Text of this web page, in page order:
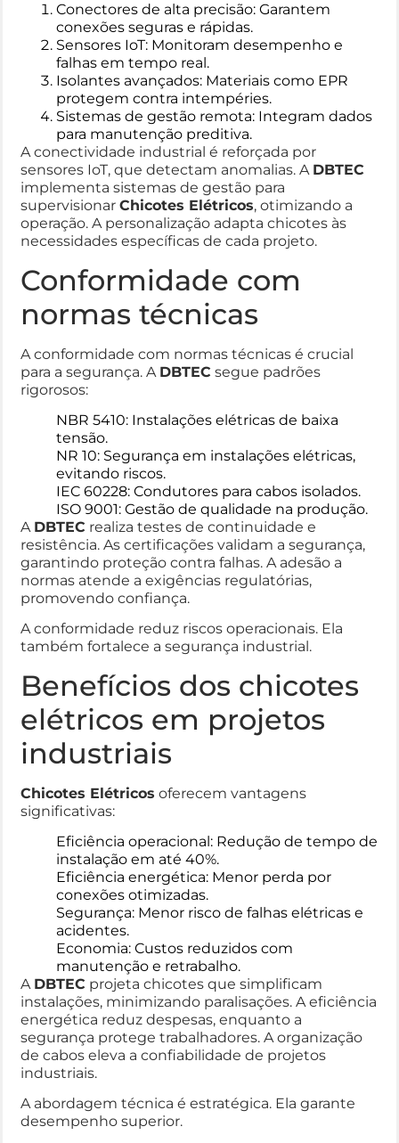
Conectores de alta precisão: Garantem
conexões seguras e rápidas.
Sensores IoT: Monitoram desempenho e
falhas em tempo real.
Isolantes avançados: Materiais como EPR
protegem contra intempéries.
Sistemas de gestão remota: Integram dados
para manutenção preditiva.
A conectividade industrial é reforçada por
sensores IoT, que detectam anomalias. A DBTEC
implementa sistemas de gestão para
supervisionar Chicotes Elétricos, otimizando a
operação. A personalização adapta chicotes às
necessidades específicas de cada projeto.
Conformidade com
normas técnicas
A conformidade com normas técnicas é crucial
para a segurança. A DBTEC segue padrões
rigorosos:
NBR 5410: Instalações elétricas de baixa
tensão.
NR 10: Segurança em instalações elétricas,
evitando riscos.
IEC 60228: Condutores para cabos isolados.
ISO 9001: Gestão de qualidade na produção.
A DBTEC realiza testes de continuidade e
resistência. As certificações validam a segurança,
garantindo proteção contra falhas. A adesão a
normas atende a exigências regulatórias,
promovendo confiança.
A conformidade reduz riscos operacionais. Ela
também fortalece a segurança industrial.
Benefícios dos chicotes
elétricos em projetos
industriais
Chicotes Elétricos oferecem vantagens
significativas:
Eficiência operacional: Redução de tempo de
instalação em até 40%.
Eficiência energética: Menor perda por
conexões otimizadas.
Segurança: Menor risco de falhas elétricas e
acidentes.
Economia: Custos reduzidos com
manutenção e retrabalho.
A DBTEC projeta chicotes que simplificam
instalações, minimizando paralisações. A eficiência
energética reduz despesas, enquanto a
segurança protege trabalhadores. A organização
de cabos eleva a confiabilidade de projetos
industriais.
A abordagem técnica é estratégica. Ela garante
desempenho superior.